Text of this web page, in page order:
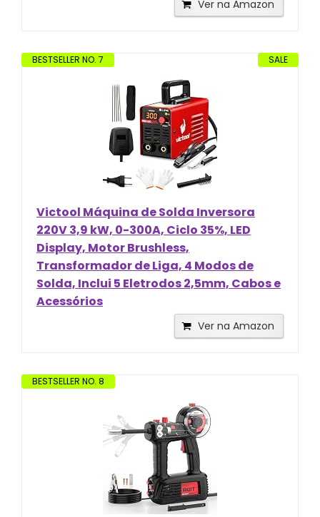
Ver na Amazon
SALE
BESTSELLER NO. 7
Victool Máquina de Solda Inversora
220V 3,9 kW, 0-300A, Ciclo 35%, LED
Display, Motor Brushless,
Transformador de Liga, 4 Modos de
Solda, Inclui 5 Eletrodos 2,5mm, Cabos e
Acessórios
Ver na Amazon
BESTSELLER NO. 8